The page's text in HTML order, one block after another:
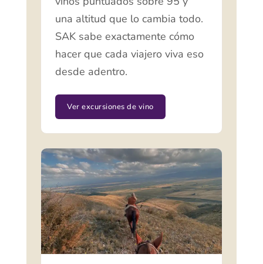
una altitud que lo cambia todo.
SAK sabe exactamente cómo
hacer que cada viajero viva eso
desde adentro.
Ver excursiones de vino